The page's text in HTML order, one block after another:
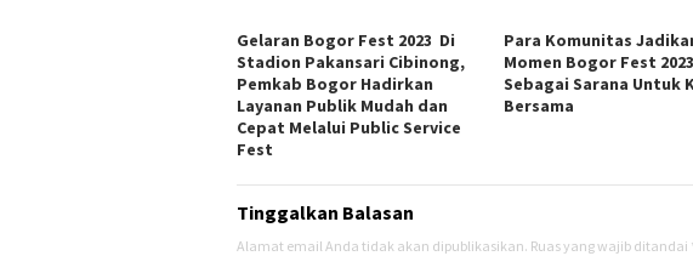
Gelaran Bogor Fest 2023 Di
Stadion Pakansari Cibinong,
Pemkab Bogor Hadirkan
Layanan Publik Mudah dan
Cepat Melalui Public Service
Fest
Para Komunitas
Momen Bogor Fest 2023
Sebagai Sarana Untuk
Bersama
Tinggalkan Balasan
Alamat email Anda tidak akan dipublikasikan. Ruas yang wajib ditandai